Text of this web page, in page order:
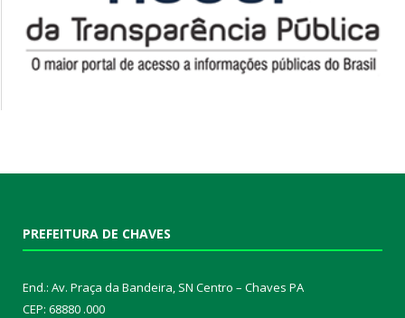
PREFEITURA DE CHAVES
End.: Av. Praça da Bandeira, SN Centro – Chaves PA
CEP: 68880 .000